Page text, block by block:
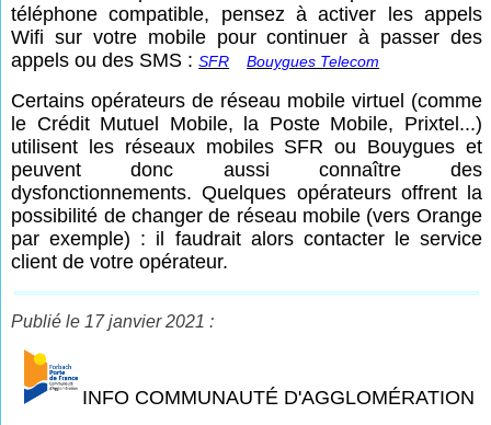
téléphone compatible, pensez à activer les appels
Wifi sur votre mobile pour continuer à passer des
appels ou des SMS :SFR Bouygues Telecom
Certains opérateurs de réseau mobile virtuel (comme
le Crédit Mutuel Mobile, la Poste Mobile, Prixtel...)
utilisent les réseaux mobiles SFR ou Bouygues et
peuvent donc aussi connaître des
dysfonctionnements. Quelques opérateurs offrent la
possibilité de changer de réseau mobile (vers Orange
par exemple) : il faudrait alors contacter le service
client de votre opérateur.
Publié le 17 janvier 2021 :
INFO COMMUNAUTÉ D'AGGLOMÉRATION